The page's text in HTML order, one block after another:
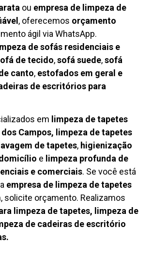
ou empresa de limpeza de
, oferecemos orçamento
ágil via WhatsApp.
desofás residenciais e
de tecido,sofá suede,sofá
canto, estofados em geral e
de escritórios para
em limpeza de tapetes
Campos, limpeza de tapetes
lavagem de tapetes, higienização
e limpeza profunda de
e comerciais. Se você está
empresa de limpeza de tapetes
, solicite orçamento. Realizamos
limpeza de tapetes, limpeza de
de cadeiras de escritório